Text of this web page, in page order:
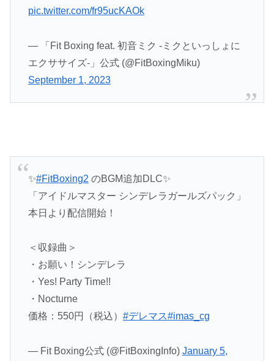
pic.twitter.com/fr95ucKAOk
— 「Fit Boxing feat. 初音ミク -ミクといっしょに
エクササイズ-」公式 (@FitBoxingMiku)
September 1, 2023
✨#FitBoxing2 のBGM追加DLC✨
「アイドルマスター シンデレラガールズパック」
本日より配信開始！
＜収録曲＞
・お願い！シンデレラ
・Yes! Party Time!!
・Nocturne
価格：550円（税込） #デレマス#imas_cg
— Fit Boxing公式 (@FitBoxingInfo) January 5,